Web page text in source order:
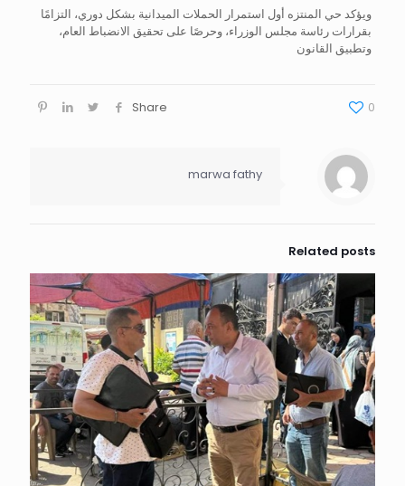
ويؤكد حي المنتزه أول استمرار الحملات الميدانية بشكل دوري، التزامًا
بقرارات رئاسة مجلس الوزراء، وحرصًا على تحقيق الانضباط العام،
وتطبيق القانون
Share 0
marwa fathy
Related posts